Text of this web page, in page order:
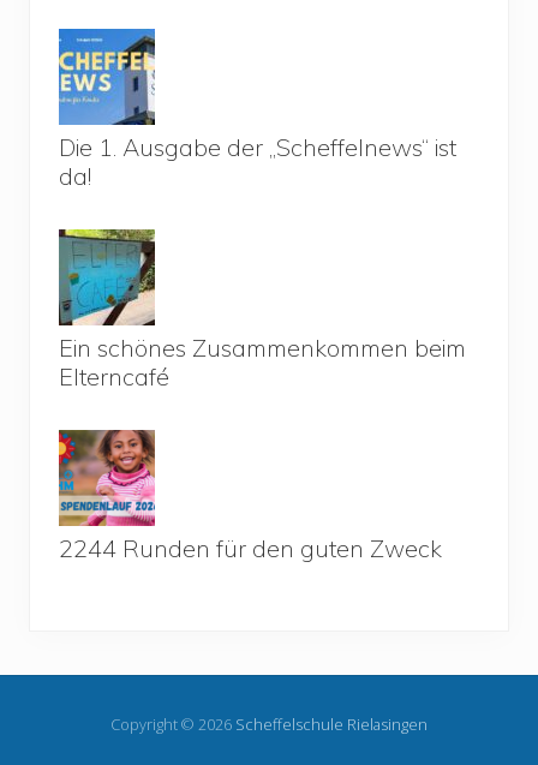
Die 1. Ausgabe der „Scheffelnews“ ist
da!
Ein schönes Zusammenkommen beim
Elterncafé
2244 Runden für den guten Zweck
Copyright © 2026 Scheffelschule Rielasingen